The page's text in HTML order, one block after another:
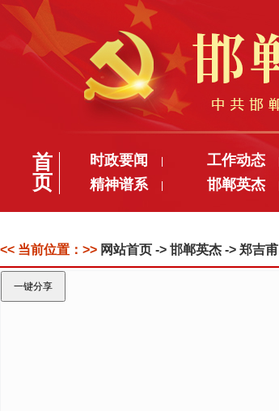
首
页
时政要闻 工作动态
精神谱系 邯郸英杰
<< 当前位置：>> 网站首页 -> 邯郸英杰 -> 郑吉甫
一键分享